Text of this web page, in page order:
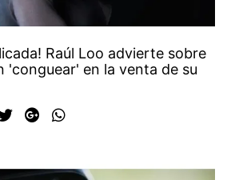
Raúl Loo advierte sobre
'conguear' en la venta de su